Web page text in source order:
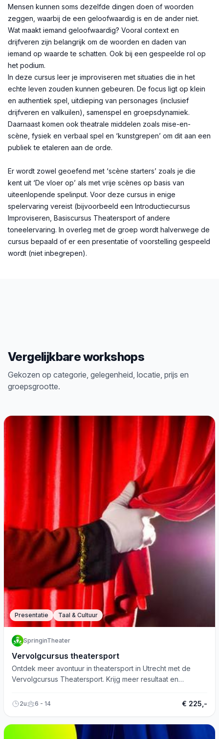
Beschrijving
Mensen kunnen soms dezelfde dingen doen of woorden
zeggen, waarbij de een geloofwaardig is en de ander niet.
Wat maakt iemand geloofwaardig? Vooral context en
drijfveren zijn belangrijk om de woorden en daden van
iemand op waarde te schatten. Ook bij een gespeelde rol op
het podium.
In deze cursus leer je improviseren met situaties die in het
echte leven zouden kunnen gebeuren. De focus ligt op klein
en authentiek spel, uitdieping van personages (inclusief
drijfveren en valkuilen), samenspel en groepsdynamiek.
Daarnaast komen ook theatrale middelen zoals mise-en-
scène, fysiek en verbaal spel en ‘kunstgrepen’ om dit aan een
publiek te etaleren aan de orde.
Er wordt zowel geoefend met ‘scène starters’ zoals je die
kent uit ‘De vloer op’ als met vrije scènes op basis van
uiteenlopende spelinput. Voor deze cursus in enige
spelervaring vereist (bijvoorbeeld een Introductiecursus
Improviseren, Basiscursus Theatersport of andere
toneelervaring. In overleg met de groep wordt halverwege de
cursus bepaald of er een presentatie of voorstelling gespeeld
wordt (niet inbegrepen).
Vergelijkbare workshops
Gekozen op categorie, gelegenheid, locatie, prijs en
groepsgrootte.
Presentatie Taal & Cultuur
SpringinTheater
Vervolgcursus theatersport
Ontdek meer avontuur in theatersport in Utrecht met de
Vervolgcursus Theatersport. Krijg meer resultaat en
2u 6 - 14 € 225,-